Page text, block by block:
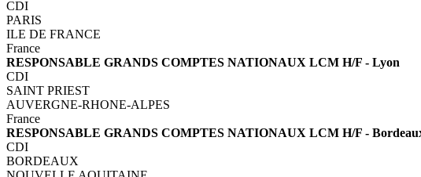
CDI
PARIS
ILE DE FRANCE
France
RESPONSABLE GRANDS COMPTES NATIONAUX LCM H/F - Lyon
CDI
SAINT PRIEST
AUVERGNE-RHONE-ALPES
France
RESPONSABLE GRANDS COMPTES NATIONAUX LCM H/F -
CDI
BORDEAUX